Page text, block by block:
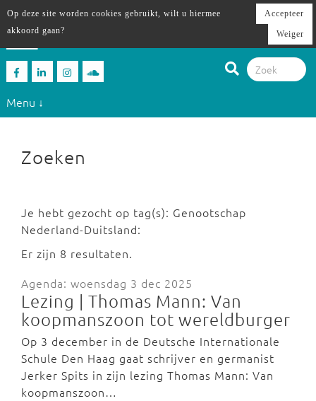
Menu ↓
Zoeken
Je hebt gezocht op tag(s): Genootschap
Nederland-Duitsland:
Er zijn 8 resultaten.
Agenda: woensdag 3 dec 2025
Lezing | Thomas Mann: Van
koopmanszoon tot wereldburger
Op 3 december in de Deutsche Internationale
Schule Den Haag gaat schrijver en germanist
Jerker Spits in zijn lezing Thomas Mann: Van
koopmanszoon…
Op deze site worden cookies gebruikt, wilt u hiermee
akkoord gaan?
Accepteer
Weiger